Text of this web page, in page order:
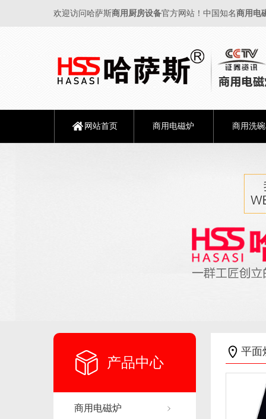
欢迎访问哈萨斯商用厨房设备官方网站！中国知名商用电
网站首页 商用电磁炉 商用洗
产品中心
商用电磁炉
平面